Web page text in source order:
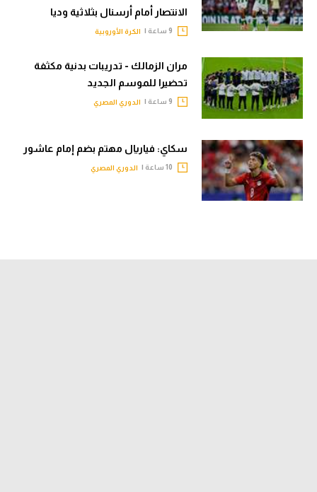
الانتصار أمام أرسنال بثلاثية وديا
الكرة الأوروبية
مران الزمالك - تدريبات بدنية مكثفة
تحضيرا للموسم الجديد
الدوري المصري
سكاي: فياريال مهتم بضم إمام عاشور
الدوري المصري